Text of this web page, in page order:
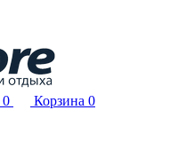
0 Корзина 0